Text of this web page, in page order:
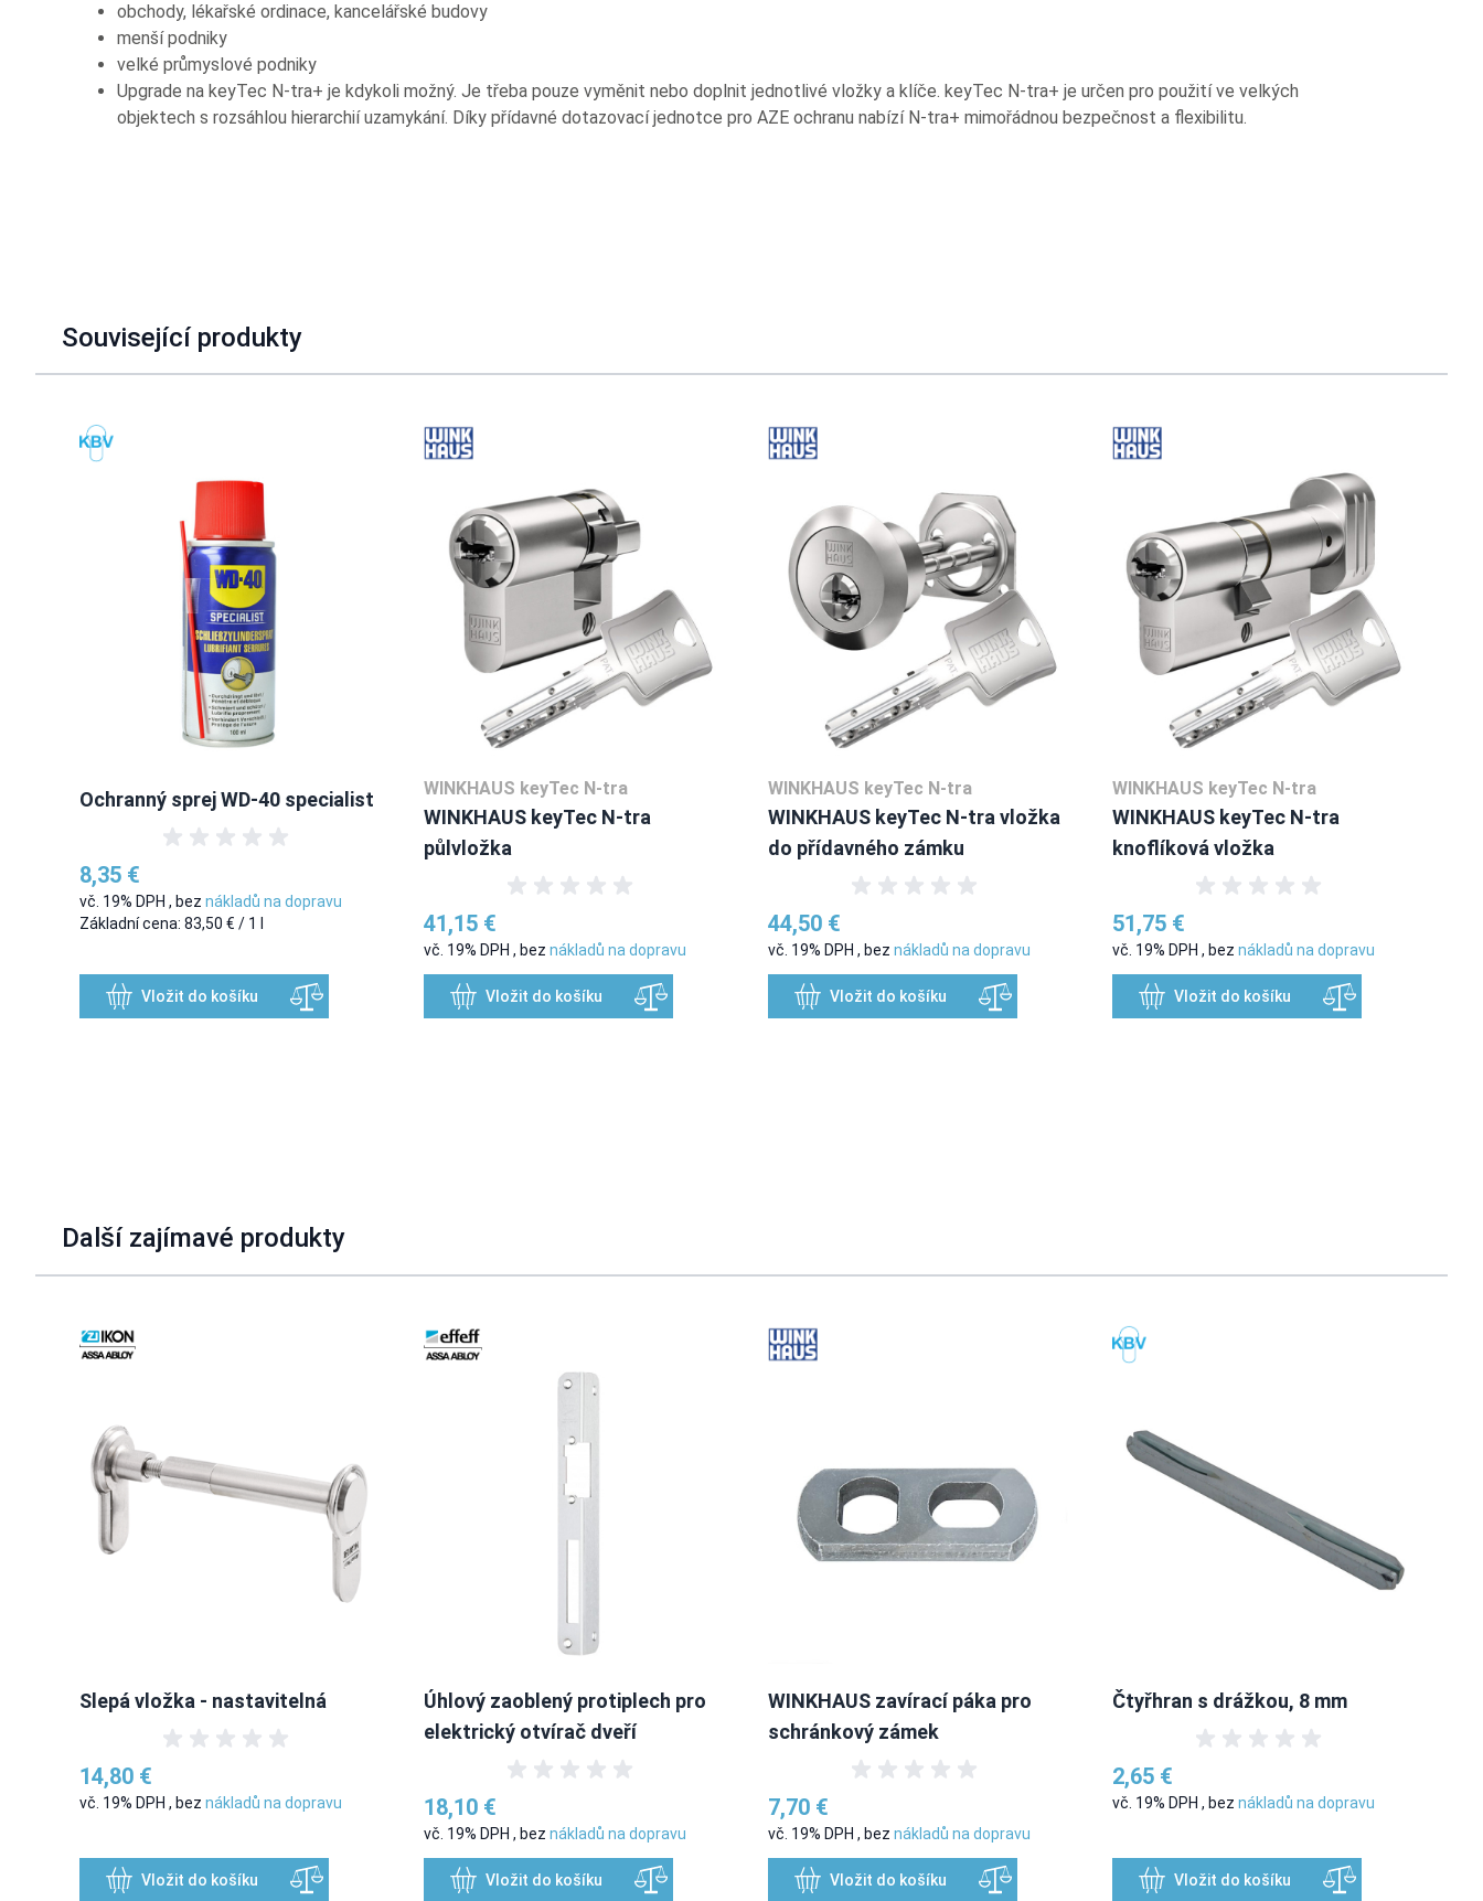
obchody, lékařské ordinace, kancelářské budovy
menší podniky
velké průmyslové podniky
Upgrade na keyTec N-tra+ je kdykoli možný. Je třeba pouze vyměnit nebo doplnit jednotlivé vložky a klíče. keyTec N-tra+ je určen pro použití ve velkých
objektech s rozsáhlou hierarchií uzamykání. Díky přídavné dotazovací jednotce pro AZE ochranu nabízí N-tra+ mimořádnou bezpečnost a flexibilitu.
Související produkty
Ochranný sprej WD-40 specialist
8,35 €
vč. 19% DPH , bez nákladů na dopravu
Základní cena: 83,50 € / 1 l
Vložit do košíku
WINKHAUS keyTec N-tra
WINKHAUS keyTec N-tra
půlvložka
41,15 €
vč. 19% DPH , bez nákladů na dopravu
Vložit do košíku
WINKHAUS keyTec N-tra
WINKHAUS keyTec N-tra vložka
do přídavného zámku
44,50 €
vč. 19% DPH , bez nákladů na dopravu
Vložit do košíku
WINKHAUS keyTec N-tra
WINKHAUS keyTec N-tra
knoflíková vložka
51,75 €
vč. 19% DPH , bez nákladů na dopravu
Vložit do košíku
Další zajímavé produkty
Slepá vložka - nastavitelná
14,80 €
vč. 19% DPH , bez nákladů na dopravu
Vložit do košíku
Úhlový zaoblený protiplech pro
elektrický otvírač dveří
18,10 €
vč. 19% DPH , bez nákladů na dopravu
Vložit do košíku
WINKHAUS zavírací páka pro
schránkový zámek
7,70 €
vč. 19% DPH , bez nákladů na dopravu
Vložit do košíku
Čtyřhran s drážkou, 8 mm
2,65 €
vč. 19% DPH , bez nákladů na dopravu
Vložit do košíku